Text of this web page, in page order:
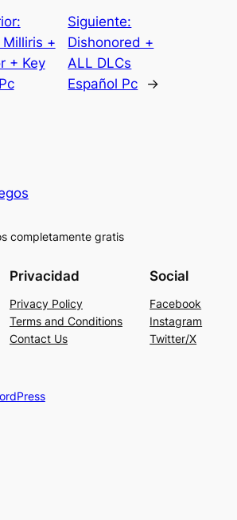
Milliris +
+ Key
Siguiente:
Dishonored +
ALL DLCs
Español Pc
→
completamente gratis
Privacidad
Privacy Policy
Terms and Conditions
Contact Us
Social
Facebook
Instagram
Twitter/X